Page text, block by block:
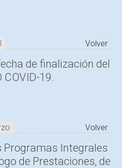
Volver
de finalización del
COVID-19.
Volver
Programas Integrales
de Prestaciones, de